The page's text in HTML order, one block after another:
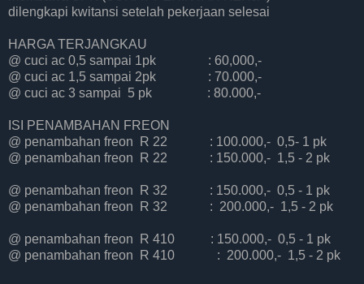
dilengkapi kwitansi setelah pekerjaan selesai
HARGA TERJANGKAU
@ cuci ac 0,5 sampai 1pk : 60,000,-
@ cuci ac 1,5 sampai 2pk : 70.000,-
@ cuci ac 3 sampai 5 pk : 80.000,-
ISI PENAMBAHAN FREON
@ penambahan freon R 22 : 100.000,- 0,5- 1 pk
@ penambahan freon R 22 : 150.000,- 1,5 - 2 pk
@ penambahan freon R 32 : 150.000,- 0,5 - 1 pk
@ penambahan freon R 32 : 200.000,- 1,5 - 2 pk
@ penambahan freon R 410 : 150.000,- 0,5 - 1 pk
@ penambahan freon R 410 : 200.000,- 1,5 - 2 pk